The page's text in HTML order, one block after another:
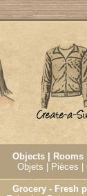
Objects | Rooms
Objets | Pièces |
Grocery - Fresh